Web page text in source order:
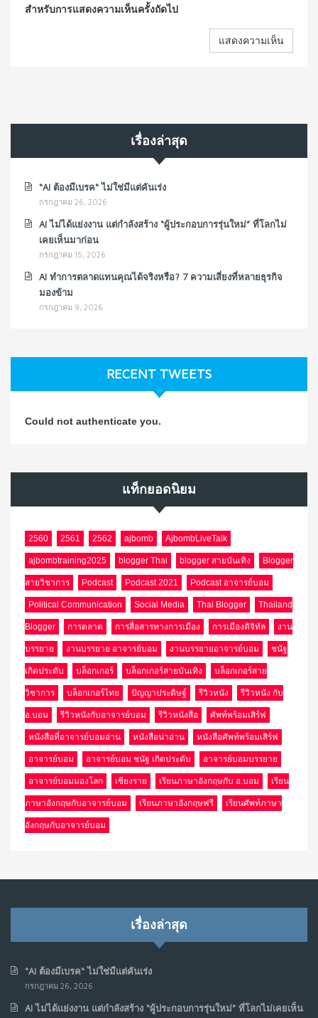
สำหรับการแสดงความเห็นครั้งถัดไป
เรื่องล่าสุด
“AI ต้องมีเบรค“ ไม่ใช่มีแต่คันเร่ง
กรกฎาคม 26, 2026
AI ไม่ได้แย่งงาน แต่กำลังสร้าง “ผู้ประกอบการรุ่นใหม่” ที่โลกไม่
เคยเห็นมาก่อน
กรกฎาคม 15, 2026
AI ทำการตลาดแทนคุณได้จริงหรือ? 7 ความเสี่ยงที่หลายธุรกิจ
มองข้าม
กรกฎาคม 9, 2026
RECENT TWEETS
Could not authenticate you.
แท็กยอดนิยม
2560 2561 2562 ajbomb AjbombLiveTalk
ajbombtraining2025 blogger Thai blogger สายบันเทิง Blogger
สายวิชาการ Podcast Podcast 2021 Podcast อาจารย์บอม
Political Communication Social Media Thai Blogger Thailand
Blogger การตลาด การสื่อสารทางการเมือง การเมืองดิจิทัล งาน
บรรยาย งานบรรยาย อาจารย์บอม งานบรรยายอาจารย์บอม ชนัฐ
เกิดประดับ บล็อกเกอร์ บล็อกเกอร์สายบันเทิง บล็อกเกอร์สาย
วิชาการ บล็อกเกอร์ไทย ปัญญาประดิษฐ์ รีวิวหนัง รีวิวหนัง กับ
อ.บอม รีวิวหนังกับอาจารย์บอม รีวิวหนังสือ ศัพท์พร้อมเสิร์ฟ
หนังสือที่อาจารย์บอมอ่าน หนังสือน่าอ่าน หนังสือศัพท์พร้อมเสิร์ฟ
อาจารย์บอม อาจารย์บอม ชนัฐ เกิดประดับ อาจารย์บอมบรรยาย
อาจารย์บอมมองโลก เชียงราย เรียนภาษาอังกฤษกับ อ.บอม เรียน
ภาษาอังกฤษกับอาจารย์บอม เรียนภาษาอังกฤษฟรี เรียนศัพท์ภาษา
อังกฤษกับอาจารย์บอม
เรื่องล่าสุด
“AI ต้องมีเบรค“ ไม่ใช่มีแต่คันเร่ง
กรกฎาคม 26, 2026
AI ไม่ได้แย่งงาน แต่กำลังสร้าง “ผู้ประกอบการรุ่นใหม่” ที่โลกไม่เคยเห็น